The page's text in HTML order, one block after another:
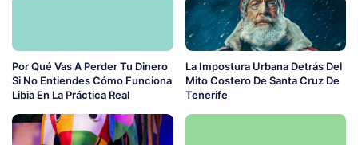
Por Qué Vas A Perder Tu Dinero
Si No Entiendes Cómo Funciona
Libia En La Práctica Real
La Impostura Urbana Detrás Del
Mito Costero De Santa Cruz De
Tenerife